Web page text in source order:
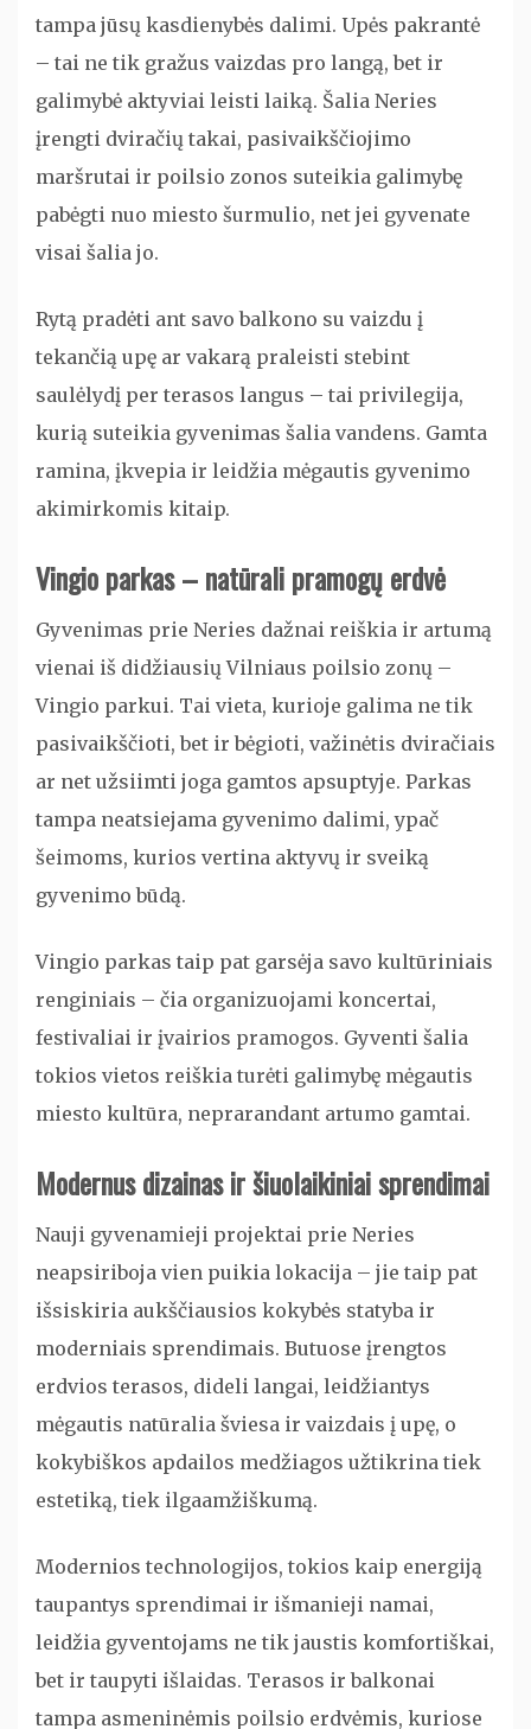
tampa jūsų kasdienybės dalimi. Upės pakrantė
– tai ne tik gražus vaizdas pro langą, bet ir
galimybė aktyviai leisti laiką. Šalia Neries
įrengti dviračių takai, pasivaikščiojimo
maršrutai ir poilsio zonos suteikia galimybę
pabėgti nuo miesto šurmulio, net jei gyvenate
visai šalia jo.
Rytą pradėti ant savo balkono su vaizdu į
tekančią upę ar vakarą praleisti stebint
saulėlydį per terasos langus – tai privilegija,
kurią suteikia gyvenimas šalia vandens. Gamta
ramina, įkvepia ir leidžia mėgautis gyvenimo
akimirkomis kitaip.
Vingio parkas – natūrali pramogų erdvė
Gyvenimas prie Neries dažnai reiškia ir artumą
vienai iš didžiausių Vilniaus poilsio zonų –
Vingio parkui. Tai vieta, kurioje galima ne tik
pasivaikščioti, bet ir bėgioti, važinėtis dviračiais
ar net užsiimti joga gamtos apsuptyje. Parkas
tampa neatsiejama gyvenimo dalimi, ypač
šeimoms, kurios vertina aktyvų ir sveiką
gyvenimo būdą.
Vingio parkas taip pat garsėja savo kultūriniais
renginiais – čia organizuojami koncertai,
festivaliai ir įvairios pramogos. Gyventi šalia
tokios vietos reiškia turėti galimybę mėgautis
miesto kultūra, neprarandant artumo gamtai.
Modernus dizainas ir šiuolaikiniai sprendimai
Nauji gyvenamieji projektai prie Neries
neapsiriboja vien puikia lokacija – jie taip pat
išsiskiria aukščiausios kokybės statyba ir
moderniais sprendimais. Butuose įrengtos
erdvios terasos, dideli langai, leidžiantys
mėgautis natūralia šviesa ir vaizdais į upę, o
kokybiškos apdailos medžiagos užtikrina tiek
estetiką, tiek ilgaamžiškumą.
Modernios technologijos, tokios kaip energiją
taupantys sprendimai ir išmanieji namai,
leidžia gyventojams ne tik jaustis komfortiškai,
bet ir taupyti išlaidas. Terasos ir balkonai
tampa asmeninėmis poilsio erdvėmis, kuriose